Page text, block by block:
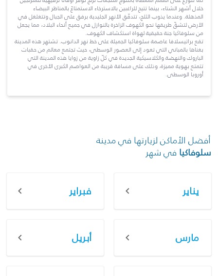
خلال أشهر الشتاء، بينما تتيح للراغبين بالاسترخاء الاستمتاعَ بالمناظر البيضاء
المذهلة. وعندما يذوب الثلج، تتدفّق الأنهر الجليدية برفق على الجبال وتتغلغل في
الأرض لتشقّ طريقها نحو الكهوف الزاخرة بالنوازل في جميع أنحاء البلاد، مما يجعل
من سلوفاكيا جنة حقيقية لهواة استكشاف الكهوف.
تقع براتيسلافا عاصمة سلوفاكيا الجميلة على خط نهر الدانوب. تشتهر هذه المدينة
بغناها بالمباني التي تعود إلى العصور الوسطى، حيث تجتمع معالم من حقبات
الباروك والنهضة والكلاسيكية الجديدة في كلّ زاوية من زوايا هذه المدينة التي
تتمتع بهوية مميزة، وذلك على مسافة قريبة من العواصم الكبرى الأخرى في
أوروبا الوسطى.
أفضل الأماكن لزيارتها في مدينة
سلوفاكيا في شهر
يناير فبراير
مارس أبريل